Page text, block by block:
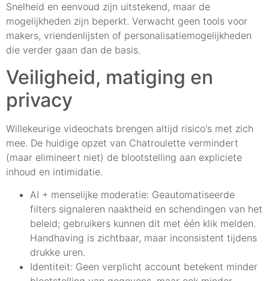
Snelheid en eenvoud zijn uitstekend, maar de
mogelijkheden zijn beperkt. Verwacht geen tools voor
makers, vriendenlijsten of personalisatiemogelijkheden
die verder gaan dan de basis.
Veiligheid, matiging en
privacy
Willekeurige videochats brengen altijd risico's met zich
mee. De huidige opzet van Chatroulette vermindert
(maar elimineert niet) de blootstelling aan expliciete
inhoud en intimidatie.
AI + menselijke moderatie: Geautomatiseerde
filters signaleren naaktheid en schendingen van het
beleid; gebruikers kunnen dit met één klik melden.
Handhaving is zichtbaar, maar inconsistent tijdens
drukke uren.
Identiteit: Geen verplicht account betekent minder